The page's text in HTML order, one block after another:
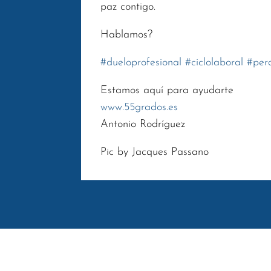
paz contigo.
Hablamos?
#dueloprofesional #ciclolaboral #
Estamos aquí para ayudarte
www.55grados.es
Antonio Rodríguez
Pic by Jacques Passano